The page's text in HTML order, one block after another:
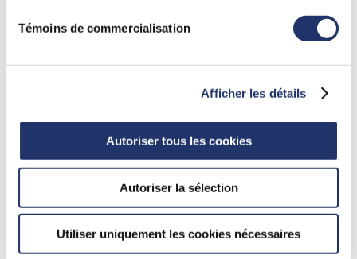
Témoins de commercialisation
Afficher les détails
Autoriser tous les cookies
Autoriser la sélection
Utiliser uniquement les cookies nécessaires
pas être utilisées ni interprétées comme un conseil en
placement ni comme un signe d’approbation ou une
recommandation à l’égard des entités ou des titres dont il
est question. Ce document est fourni à titre de source
comme un conseil personnel, juridique, comptable, fiscal
ou d’investissement, ni être interprété comme une
approbation ou une recommandation d’une entité ou d’un
titre dont il est question. Tous les efforts ont été
déployés pour s’assurer que l’information contenue dans
ce document était exacte au moment de sa publication.